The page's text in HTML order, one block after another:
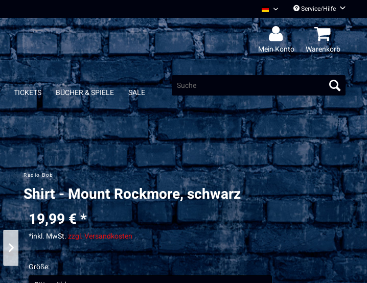
Radio Bob Deutsch
Service/Hilfe
Mein Konto Warenkorb
TICKETS BÜCHER & SPIELE SALE
Radio Bob
Shirt - Mount Rockmore, schwarz
19,99 € *
*inkl. MwSt.zzgl. Versandkosten
Größe: